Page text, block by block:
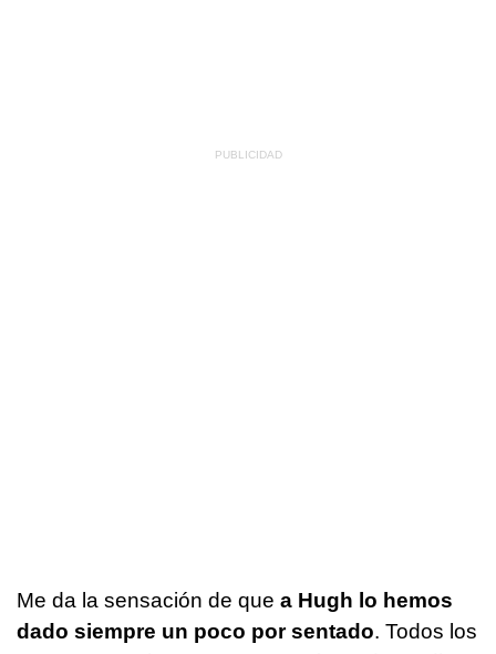
Me da la sensación de que a Hugh lo hemos
dado siempre un poco por sentado. Todos los